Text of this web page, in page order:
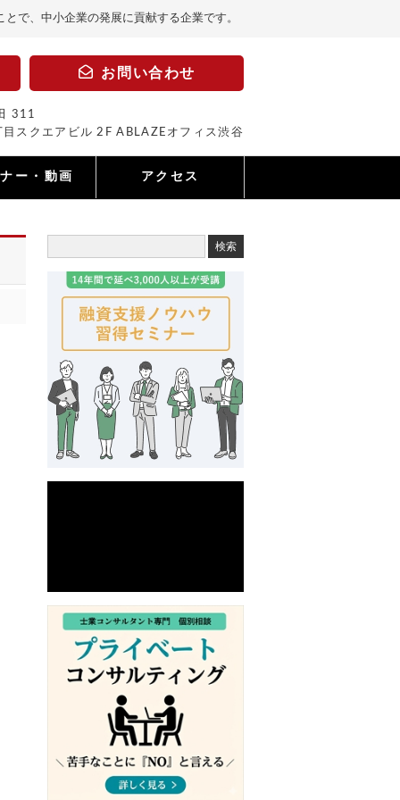
で、中小企業の発展に貢献する企業です。
お問い合わせ
311
スクエアビル 2F ABLAZEオフィス渋谷
ー・動画 アクセス